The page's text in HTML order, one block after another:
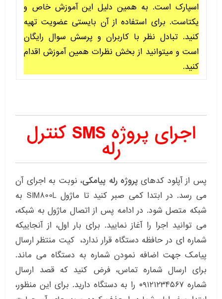
اسپارک است. به همین دلیل این آموزش خاص و
یکتاست. برای استفاده از آن بایستی عضویت تهیه
کنید. تبادل نظر با کاربران و پرسش سوال رایگان
است و میتوانید از بخش نظرات همین آموزش اقدام
کنید.
اجرای پروژه SMS کنترل
رله
پس از آپلود کدهایپروژه رله پیامکی، نوبت به اجرای آن
می رسد. در ابتدا کمی صبر کنید تا ماژول SIM800L به
شبکه متصل شود. در ادامه پس از اتصال ماژول به شبکه،
می توانید اجرا را آغاز نمایید. برای بار اول، از آنجاییکه
شماره ای در حافظه دستگاه قرار ندارد، کیت منتظر ارسال
پیامک جهت اضافه نمودن شماره به دستگاه می ماند.
برای ارسال شماره تماس، فرض کنید که قصد ارسال
شماره ۰۹۱۲۱۲۳۴۵۶۷ را به دستگاه دارید. برای این منظور،